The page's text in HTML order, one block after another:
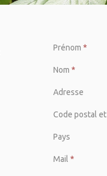
Prénom *
Nom *
Adresse
Code postal
Pays
Mail *